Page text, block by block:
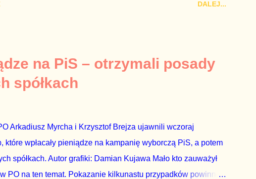
publicznemu całego państwa. Zastrzeżenie „jeśli są
mamy do czynienia z medium o wyjątkowo wątpliwej
informacje nie zostały w żaden sposób zdementowane, a
DALEJ...
na PiS – otrzymali posady
spółkach
Arkadiusz Myrcha i Krzysztof Brejza ujawnili wczoraj
które wpłacały pieniądze na kampanię wyborczą PiS, a potem
spółkach. Autor grafiki: Damian Kujawa Mało kto zauważył
PO na ten temat. Pokazanie kilkunastu przypadków powinno